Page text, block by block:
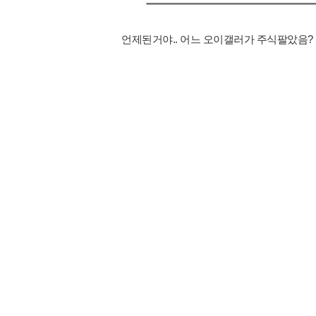
언제된거야.. 어느 오이갤러가 주식팔았음?